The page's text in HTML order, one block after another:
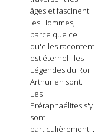
âges et fascinent
les Hommes,
parce que ce
qu'elles racontent
est éternel : les
Légendes du Roi
Arthur en sont.
Les
Préraphaélites s'y
sont
particulièrement...